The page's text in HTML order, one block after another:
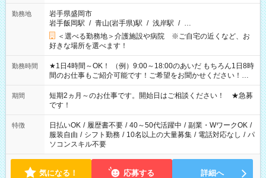
勤務地
岩手県盛岡市
岩手飯岡駅 / 青山(岩手県)駅 / 浅岸駅 / …
＜選べる勤務地＞介護施設や病院 ※ご自宅の近くなど、お
好きな場所を選べます！
勤務時間
★1日4時間～OK！ （例）9:00～18:00のあいだ もちろん1日8時
間のお仕事もご紹介可能です！ご希望をお聞かせください！★
家庭の都合でお休みが必要な場合も遠慮なくご相談ください。
※週最低15時間以上の勤務が必要です
期間
短期2ヵ月～のお仕事です。開始日はご相談ください！ ★急募
です！
特徴 日払いOK / 履歴書不要 / 40～50代活躍中 / 副業・WワークOK /
服装自由 / シフト勤務 / 10名以上の大量募集 / 電話対応なし / パ
ソコンスキル不要
気になる！ 応募する 詳細へ